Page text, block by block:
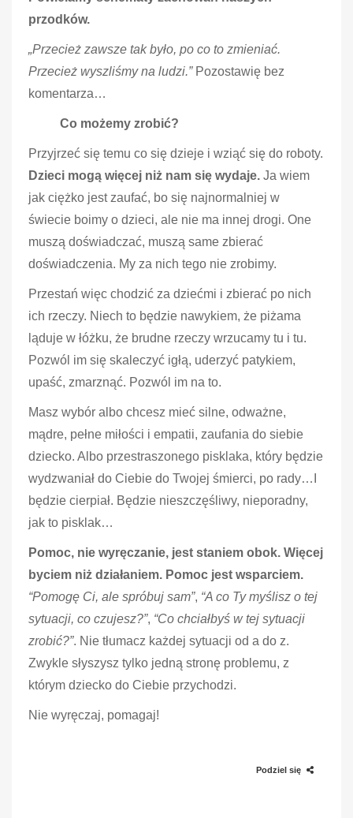
przodków.
„Przecież zawsze tak było, po co to zmieniać.
Przecież wyszliśmy na ludzi.”Pozostawię bez
komentarza…
Co możemy zrobić?
Przyjrzeć się temu co się dzieje i wziąć się do roboty.
Dzieci mogą więcej niż nam się wydaje.Ja wiem
jak ciężko jest zaufać, bo się najnormalniej w
świecie boimy o dzieci, ale nie ma innej drogi. One
muszą doświadczać, muszą same zbierać
doświadczenia. My za nich tego nie zrobimy.
Przestań więc chodzić za dziećmi i zbierać po nich
ich rzeczy. Niech to będzie nawykiem, że piżama
ląduje w łóżku, że brudne rzeczy wrzucamy tu i tu.
Pozwól im się skaleczyć igłą, uderzyć patykiem,
upaść, zmarznąć. Pozwól im na to.
Masz wybór albo chcesz mieć silne, odważne,
mądre, pełne miłości i empatii, zaufania do siebie
dziecko. Albo przestraszonego pisklaka, który będzie
wydzwaniał do Ciebie do Twojej śmierci, po rady…I
będzie cierpiał. Będzie nieszczęśliwy, nieporadny,
jak to pisklak…
Pomoc, nie wyręczanie, jest staniem obok. Więcej
byciem niż działaniem. Pomoc jest wsparciem.
“Pomogę Ci, ale spróbuj sam”, “A co Ty myślisz o tej
sytuacji, co czujesz?”, “Co chciałbyś w tej sytuacji
zrobić?”. Nie tłumacz każdej sytuacji od a do z.
Zwykle słyszysz tylko jedną stronę problemu, z
którym dziecko do Ciebie przychodzi.
Nie wyręczaj, pomagaj!
Podziel się